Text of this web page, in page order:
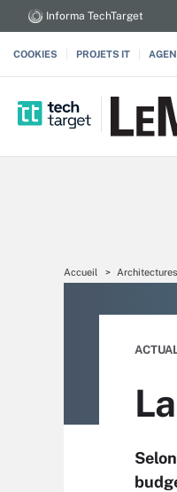
Informa TechTarget
COOKIES PROJETS IT
Accueil